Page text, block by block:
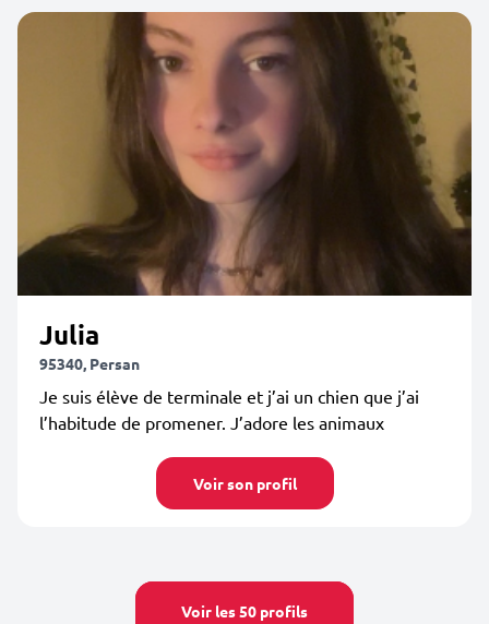
Julia
95340, Persan
Je suis élève de terminale et j’ai un chien que j’ai
l’habitude de promener. J’adore les animaux
Voir son profil
Voir les 50 profils